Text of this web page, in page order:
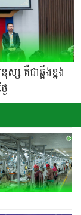
ស គឺជាឆ្អឹងខ្នង